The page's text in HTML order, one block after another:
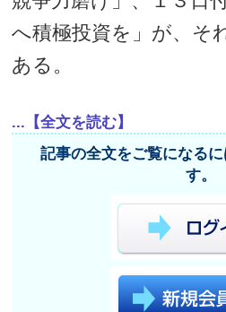
へ積極投資を」が、そ
ある。
...【全文を読む】
記事の全文をご覧になる
す。